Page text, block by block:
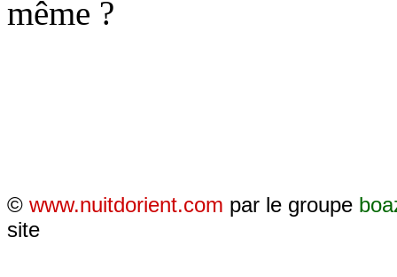
même ?
© www.nuitdorient.com par le groupe
site